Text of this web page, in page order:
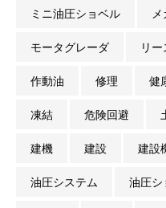
ミニ油圧ショベル
モータグレーダ リー
作動油 修理 健
凍結 危険回避
建機 建設 建設
油圧システム 油圧シ